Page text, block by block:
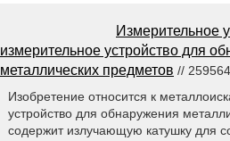
Измерительное
измерительное устройство для
металлических предметов //
Изобретение относится к
устройство для обнаружения
содержит излучающую катушку для